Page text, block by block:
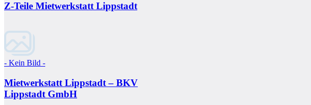
Z-Teile Mietwerkstatt Lippstadt
- Kein Bild -
Mietwerkstatt Lippstadt – BKV
Lippstadt GmbH